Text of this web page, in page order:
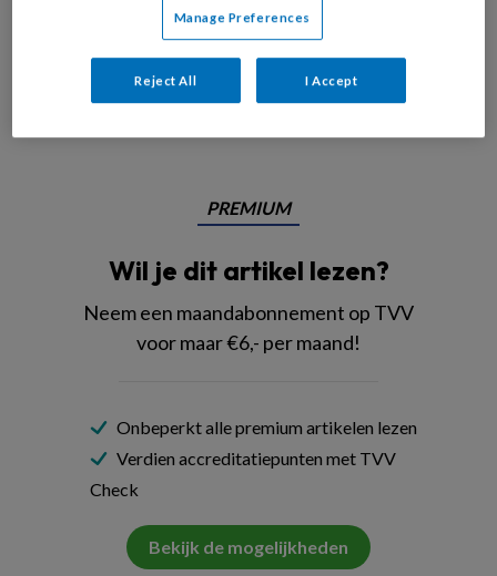
Verzorgende ig Ramona zit maandenlang thuis
PREMIUM
Wil je dit artikel lezen?
Neem een maandabonnement op TVV
voor maar €6,- per maand!
Onbeperkt alle premium artikelen lezen
Verdien accreditatiepunten met TVV
Check
Bekijk de mogelijkheden
Manage Preferences
Reject All I Accept